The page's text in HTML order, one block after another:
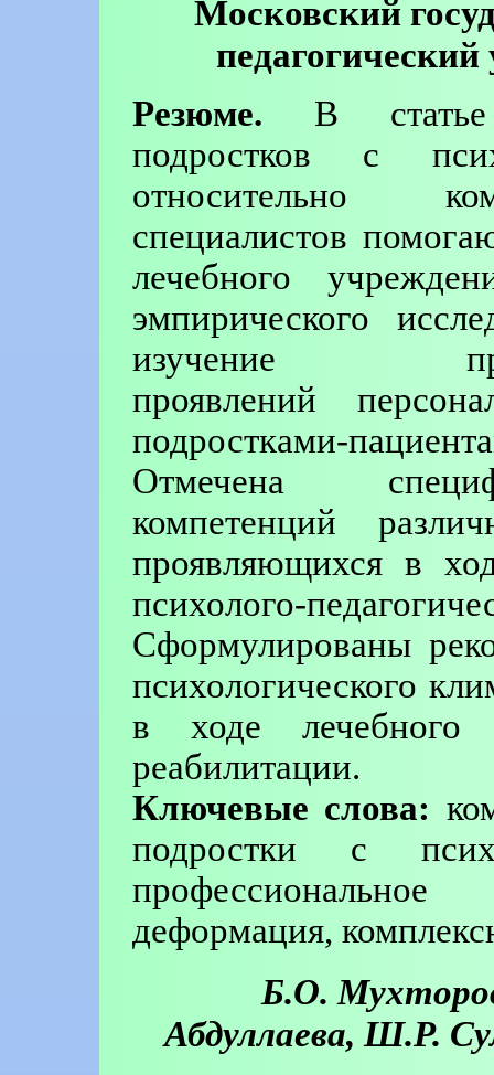
Московский
Резюме. В статье
подростков с
относительно
специалистов
лечебного
эмпирического
изучение
проявлений
подростками-
Отмечена
компетенций
проявляющихся в
психолого-
Сформулированы
психологического
в ходе лечебного
реабилитации.
Ключевые слова:
подростки с
деформация,
Б.О.
Абдуллаева, Ш.Р.